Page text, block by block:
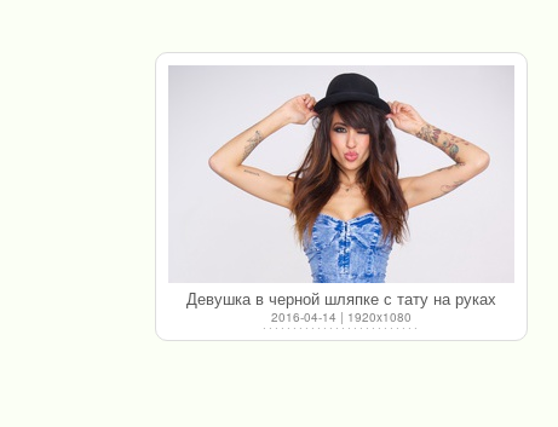
Девушка в черной шляпке с тату на руках
2016-04-14 | 1920x1080